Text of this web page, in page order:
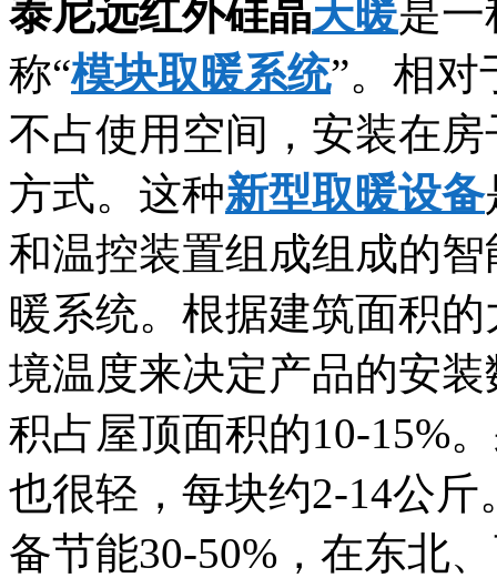
泰尼远红外硅晶天暖是
称“模块取暖系统”。相对
不占使用空间，安装在
方式。这种新型取暖设备
和温控装置组成组成的
暖系统。根据建筑面积
境温度来决定产品的安
积占屋顶面积的10-15%
也很轻，每块约2-14公
备节能30-50%，在东北